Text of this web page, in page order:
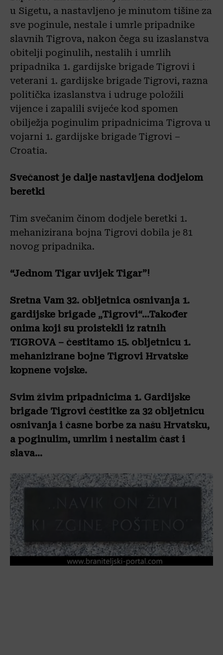
u Sigetu, a nastavljeno je minutom tišine za
sve poginule, nestale i umrle pripadnike
slavnih Tigrova, nakon čega su izaslanstva
obitelji poginulih, nestalih i umrlih
pripadnika 1. gardijske brigade Tigrovi i
veterani 1. gardijske brigade Tigrovi, razna
politička izaslanstva i udruge položili
vijence i zapalili svijeće kod spomen
obilježja poginulim pripadnicima Tigrova u
vojarni 1. gardijske brigade Tigrovi –
Croatia.
Svečanost je dalje nastavljena dodjelom
beretki
Tim svečanim činom dodjele beretki 1.
mehanizirana bojna Tigrovi dobila je 81
novog pripadnika.
“Jednom Tigar uvijek Tigar”!
Sretna Vam 32. obljetnica osnivanja 1.
gardijske brigade „Tigrovi“…Također
onima koji su proistekli iz ratnih
TIGROVA – čestitamo 15. obljetnicu 1.
mehanizirane bojne Tigrovi Hrvatske
kopnene vojske.
Svim živim pripadnicima 1. Gardijske
brigade Tigrovi čestitke za 32 obljetnicu
osnivanja i časne borbe za našu Hrvatsku,
a poginulim, umrlim i nestalim čast i
slava…